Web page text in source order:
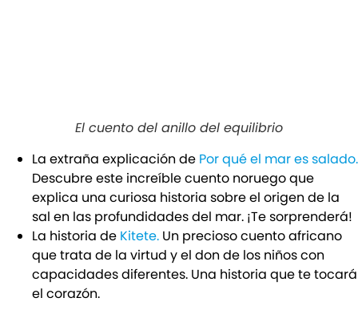
El cuento del anillo del equilibrio
La extraña explicación de Por qué el mar es salado.
Descubre este increíble cuento noruego que
explica una curiosa historia sobre el origen de la
sal en las profundidades del mar. ¡Te sorprenderá!
La historia de Kitete. Un precioso cuento africano
que trata de la virtud y el don de los niños con
capacidades diferentes. Una historia que te tocará
el corazón.